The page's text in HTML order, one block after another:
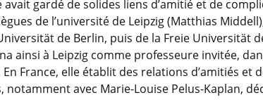
gardé de solides liens d’amitié et de
de l’université de Leipzig (Matthias
de Berlin, puis de la Freie Universität
ainsi à Leipzig comme professeure invitée,
France, elle établit des relations d’amitiés et
avec Marie-Louise Pelus-Kaplan,